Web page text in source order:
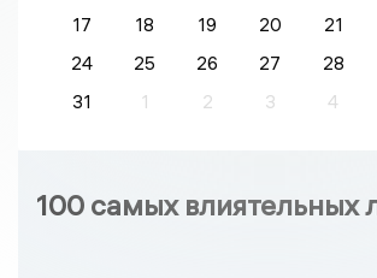
17 18 19 20 21
24
25 26 27 28
31
1 2 3 4
100 самых влиятельных